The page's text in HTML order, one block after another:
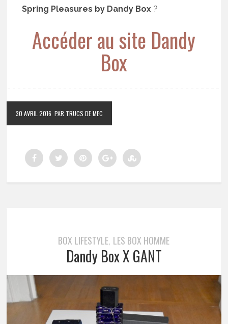
Spring Pleasures by Dandy Box ?
Accéder au site Dandy
Box
30 AVRIL 2016 PAR TRUCS DE MEC
BOX LIFESTYLE, LES BOX HOMME
Dandy Box X GANT